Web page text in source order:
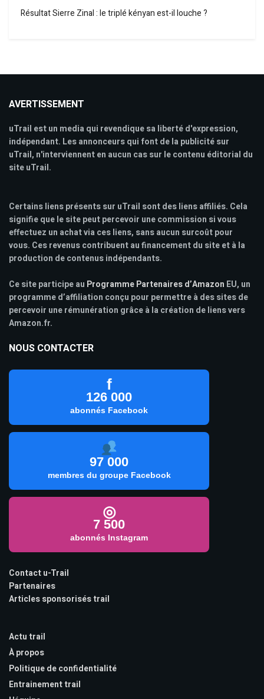
Résultat Sierre Zinal : le triplé kényan est-il louche ?
AVERTISSEMENT
uTrail est un media qui revendique sa liberté d'expression,
indépendant. Les annonceurs qui font de la publicité sur
uTrail, n'interviennent en aucun cas sur le contenu éditorial du
site uTrail.
Certains liens présents sur uTrail sont des liens affiliés. Cela
signifie que le site peut percevoir une commission si vous
effectuez un achat via ces liens, sans aucun surcoût pour
vous. Ces revenus contribuent au financement du site et à la
production de contenus indépendants.
Ce site participe au Programme Partenaires d’Amazon EU, un
programme d’affiliation conçu pour permettre à des sites de
percevoir une rémunération grâce à la création de liens vers
Amazon.fr.
NOUS CONTACTER
f
126 000
abonnés Facebook
97 000
membres du groupe Facebook
◎
7 500
abonnés Instagram
Contact u-Trail
Partenaires
Articles sponsorisés trail
Actu trail
À propos
Politique de confidentialité
Entrainement trail